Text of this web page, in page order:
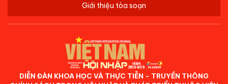
Giới thiệu tòa soạn
DIỄN ĐÀN KHOA HỌC VÀ THỰC TIỄN - TRUYỀN THÔNG